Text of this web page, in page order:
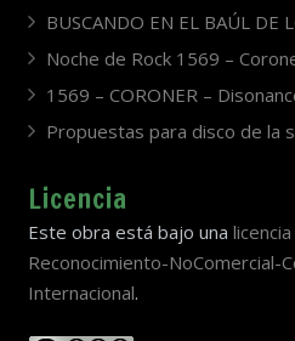
BUSCANDO EN EL BAÚL DE
Noche de Rock 1569 –
1569 – CORONER –
Propuestas para disco de la
Licencia
Este obra está bajo una
Reconocimiento-NoComercial-
Internacional.